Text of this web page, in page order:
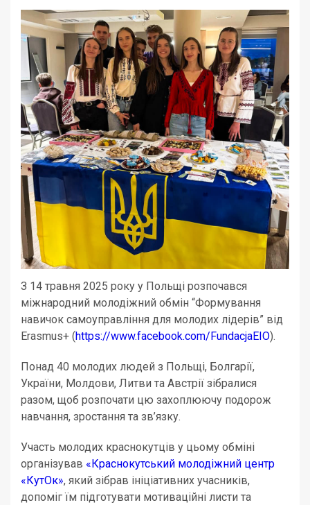
З 14 травня 2025 року у Польщі розпочався
міжнародний молодіжний обмін “Формування
навичок самоуправління для молодих лідерів” від
Erasmus+ (https://www.facebook.com/FundacjaEIO).
Понад 40 молодих людей з Польщі, Болгарії,
України, Молдови, Литви та Австрії зібралися
разом, щоб розпочати цю захоплюючу подорож
навчання, зростання та зв’язку.
Участь молодих краснокутців у цьому обміні
організував «Краснокутський молодіжний центр
«КутОк», який зібрав ініціативних учасників,
допоміг їм підготувати мотиваційні листи та